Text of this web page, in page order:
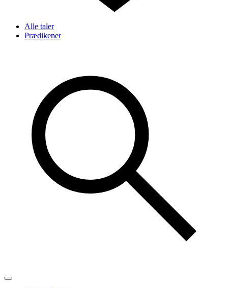
Alle taler
Prædikener